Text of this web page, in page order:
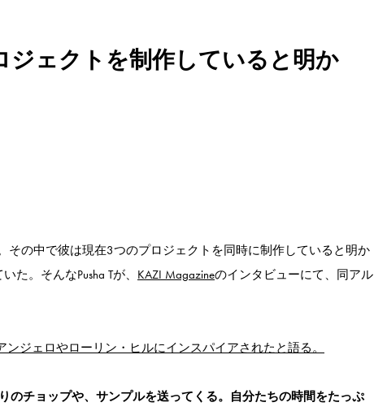
ジェクトを制作していると明か
その中で彼は現在3つのプロジェクトを同時に制作していると明か
。そんなPusha Tが、 KAZI Magazineのインタビューにて、同アル
ンジェロやローリン・ヒルにインスパイアされたと語る。
のチョップや、サンプルを送ってくる。自分たちの時間をたっぷ